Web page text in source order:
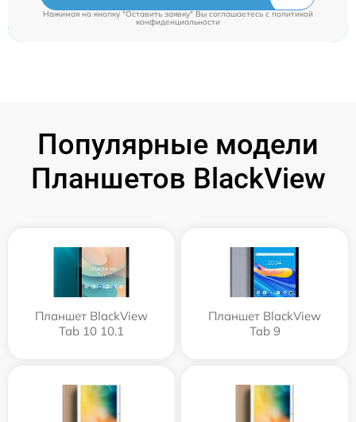
Нажимая на кнопку "Оставить заявку" Вы соглашаетесь cполитикой
конфиденциальности
Популярные модели
Планшетов BlackView
Планшет BlackView
Tab 10 10.1
Планшет BlackView
Tab 9